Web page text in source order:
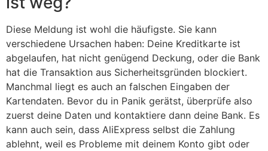
Diese Meldung ist wohl die häufigste. Sie kann
verschiedene Ursachen haben: Deine Kreditkarte ist
abgelaufen, hat nicht genügend Deckung, oder die Bank
hat die Transaktion aus Sicherheitsgründen blockiert.
Manchmal liegt es auch an falschen Eingaben der
Kartendaten. Bevor du in Panik gerätst, überprüfe also
zuerst deine Daten und kontaktiere dann deine Bank. Es
kann auch sein, dass AliExpress selbst die Zahlung
ablehnt, weil es Probleme mit deinem Konto gibt oder